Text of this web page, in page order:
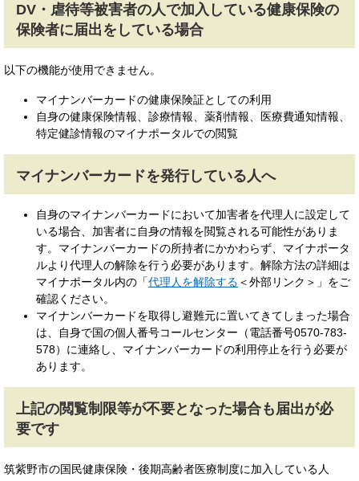
DV・虐待等被害者の人で加入している健康保険の
保険者に届出をしている場合
以下の機能が使用できません。
マイナンバーカードの健康保険証としての利用
自身の健康保険情報、診療情報、薬剤情報、医療費通知情報、
特定健診情報のマイナポータルでの閲覧
マイナンバーカードを発行している人へ
自身のマイナンバーカードにおいて加害者を代理人に設定して
いる場合、加害者に自身の情報を閲覧される可能性がありま
す。マイナンバーカードの所持者にかかわらず、マイナポータ
ルより代理人の解除を行う必要があります。解除方法の詳細は
マイナポータル内の「代理人を解除する ＜外部リンク＞ 」をご
確認ください。
マイナンバーカードを取得し避難元に置いてきてしまった場合
は、自身で国の個人番号コールセンター（電話番号0570-783-
578）に連絡し、マイナンバーカードの利用停止を行う必要が
あります。
上記の閲覧制限等が不要となった場合も届出が必
要です
筑紫野市の国民健康保険・後期高齢者医療制度に加入している人